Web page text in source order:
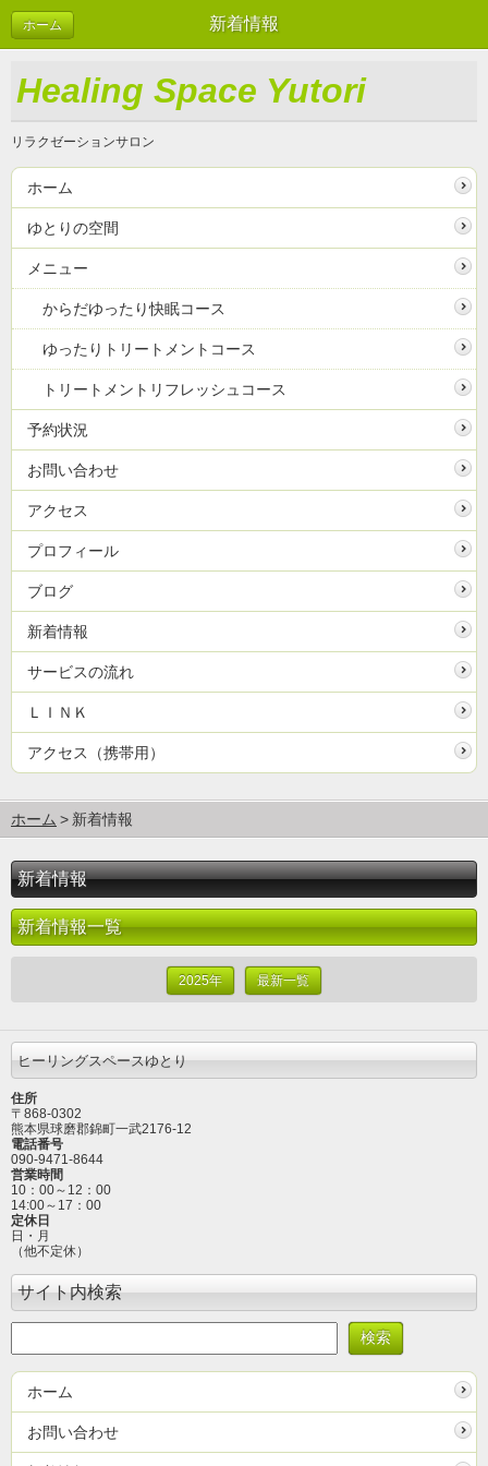
新着情報
ホーム
Healing Space Yutori
リラクゼーションサロン
ホーム
ゆとりの空間
メニュー
からだゆったり快眠コース
ゆったりトリートメントコース
トリートメントリフレッシュコース
予約状況
お問い合わせ
アクセス
プロフィール
ブログ
新着情報
サービスの流れ
ＬＩＮＫ
アクセス（携帯用）
ホーム 新着情報
新着情報
新着情報一覧
2025年 最新一覧
ヒーリングスペースゆとり
住所
〒868-0302
熊本県球磨郡錦町一武2176-12
電話番号
090-9471-8644
営業時間
10：00～12 ：00
14:00～17：00
定休日
日・月
（他不定休）
サイト内検索
ホーム
お問い合わせ